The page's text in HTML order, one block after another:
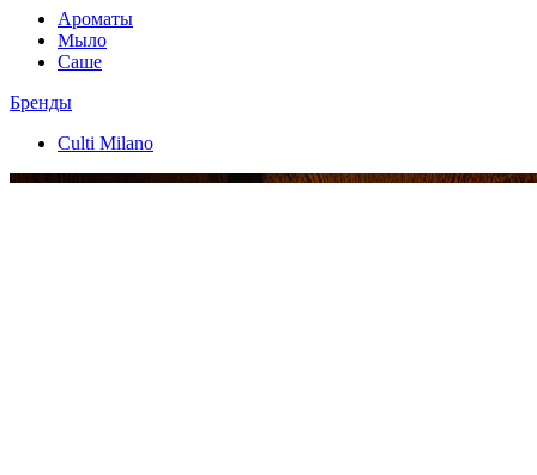
Ароматы
Мыло
Саше
Бренды
Culti Milano